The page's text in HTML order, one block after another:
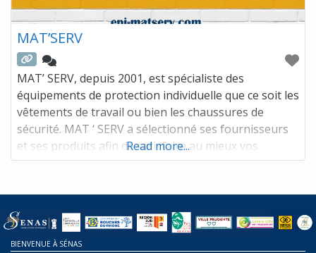
MAT’SERV
MAT’ SERV, depuis 2001, est spécialiste des
équipements de protection individuelle que ce soit les
vêtements de travail ou bien les chaussures de
sécurité. MAT ‘ SERV a sélectionné ses fournisseurs
et ses produits afin de satisfaire au mieux vos
exigences en matière d’ E.P.I. mais aussi pour
industrie, transport, restauration, collectivité, etc.
Read more...
BIENVENUE À SÉNAS